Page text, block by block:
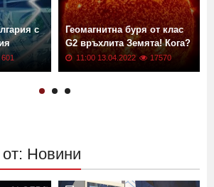
с
601
Геомагнитна буря от клас
G2 връхлита Земята! Кога?
11:00 13.04.2022 17570
Новини